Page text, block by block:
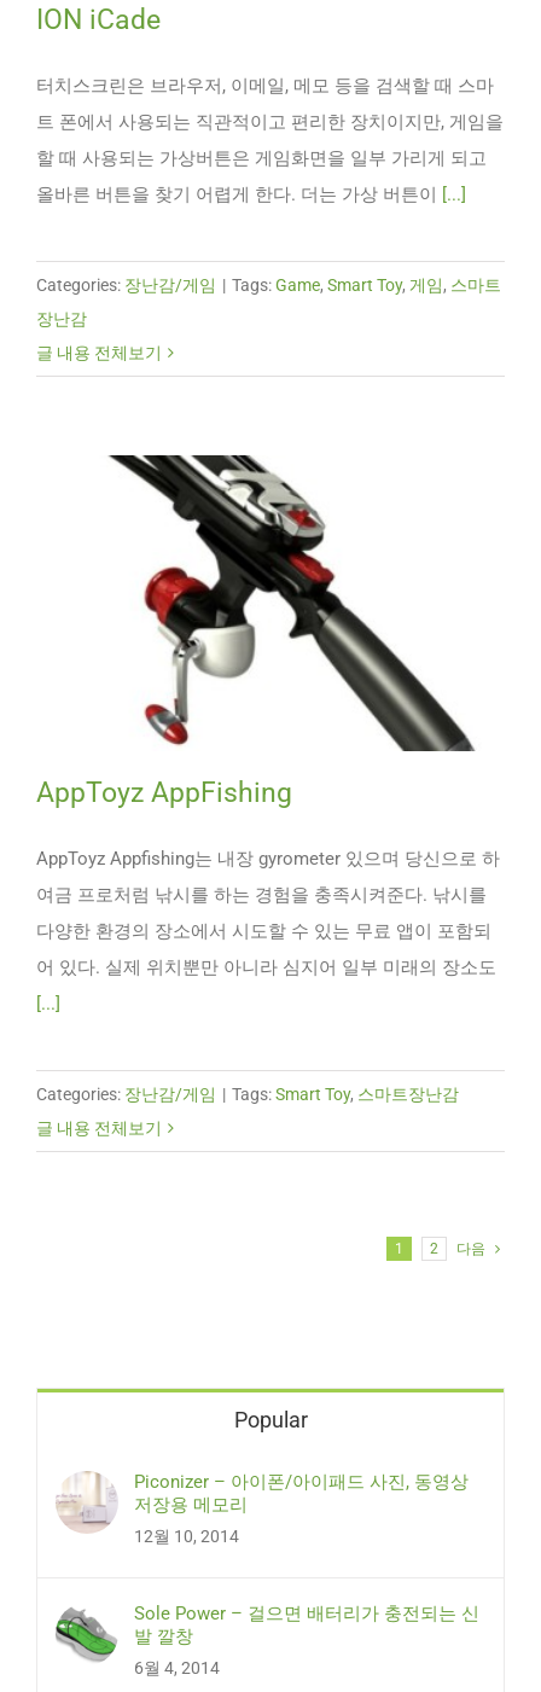
ION iCade
터치스크린은 브라우저, 이메일, 메모 등을 검색할 때 스마
트 폰에서 사용되는 직관적이고 편리한 장치이지만, 게임을
할 때 사용되는 가상버튼은 게임화면을 일부 가리게 되고
올바른 버튼을 찾기 어렵게 한다. 더는 가상 버튼이 [...]
Categories: 장난감/게임 | Tags:Game, Smart Toy, 게임, 스마트
장난감
글 내용 전체보기
AppToyz AppFishing
AppToyz Appfishing는 내장 gyrometer 있으며 당신으로 하
여금 프로처럼 낚시를 하는 경험을 충족시켜준다. 낚시를
다양한 환경의 장소에서 시도할 수 있는 무료 앱이 포함되
어 있다. 실제 위치뿐만 아니라 심지어 일부 미래의 장소도
[...]
Categories: 장난감/게임 | Tags:Smart Toy, 스마트장난감
글 내용 전체보기
1 2 다음
Popular
Piconizer – 아이폰/아이패드 사진, 동영상
저장용 메모리
12월 10, 2014
Sole Power – 걸으면 배터리가 충전되는 신
발 깔창
6월 4, 2014